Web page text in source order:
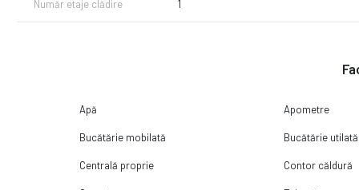
Număr etaje clădire 1
Apă Apometre
Bucătărie mobilată Bucătărie utilată
Centrală proprie Contor căldură